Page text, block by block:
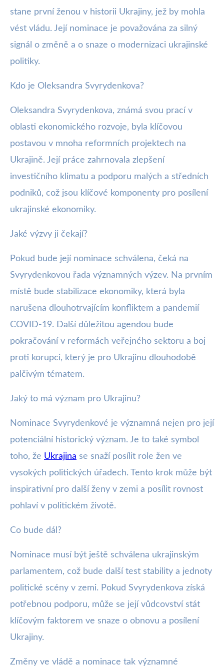
stane první ženou v historii Ukrajiny, jež by mohla
vést vládu. Její nominace je považována za silný
signál o změně a o snaze o modernizaci ukrajinské
politiky.
Kdo je Oleksandra Svyrydenkova?
Oleksandra Svyrydenkova, známá svou prací v
oblasti ekonomického rozvoje, byla klíčovou
postavou v mnoha reformních projektech na
Ukrajině. Její práce zahrnovala zlepšení
investičního klimatu a podporu malých a středních
podniků, což jsou klíčové komponenty pro posílení
ukrajinské ekonomiky.
Jaké výzvy ji čekají?
Pokud bude její nominace schválena, čeká na
Svyrydenkovou řada významných výzev. Na prvním
místě bude stabilizace ekonomiky, která byla
narušena dlouhotrvajícím konfliktem a pandemií
COVID-19. Další důležitou agendou bude
pokračování v reformách veřejného sektoru a boj
proti korupci, který je pro Ukrajinu dlouhodobě
palčivým tématem.
Jaký to má význam pro Ukrajinu?
Nominace Svyrydenkové je významná nejen pro její
potenciální historický význam. Je to také symbol
toho, že Ukrajina se snaží posílit role žen ve
vysokých politických úřadech. Tento krok může být
inspirativní pro další ženy v zemi a posílit rovnost
pohlaví v politickém životě.
Co bude dál?
Nominace musí být ještě schválena ukrajinským
parlamentem, což bude další test stability a jednoty
politické scény v zemi. Pokud Svyrydenkova získá
potřebnou podporu, může se její vůdcovství stát
klíčovým faktorem ve snaze o obnovu a posílení
Ukrajiny.
Změny ve vládě a nominace tak významné